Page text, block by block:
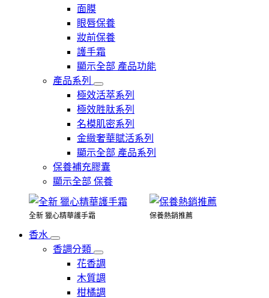
面膜
眼唇保養
妝前保養
護手霜
顯示全部 產品功能
產品系列
極效活萃系列
極效胜肽系列
名模肌密系列
金緻奢華賦活系列
顯示全部 產品系列
保養補充膠囊
顯示全部 保養
全新 獵心精華護手霜 保養熱銷推薦
香水
香調分類
花香調
木質調
柑橘調